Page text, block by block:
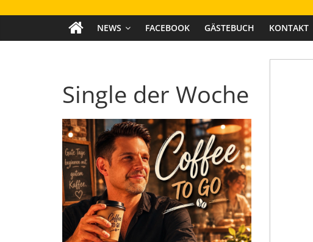
NEWS FACEBOOK GÄSTEBUCH KONTAKT
Single der Woche